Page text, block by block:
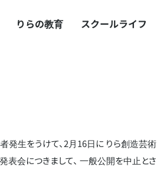
りらの教育 スクールライフ
生をうけて、2月16日に りら創造芸術
会につきまして、 一般公開を中止とさ